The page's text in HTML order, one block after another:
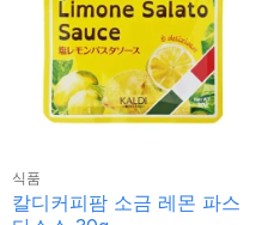
식품
칼디커피팜 소금 레몬 파스